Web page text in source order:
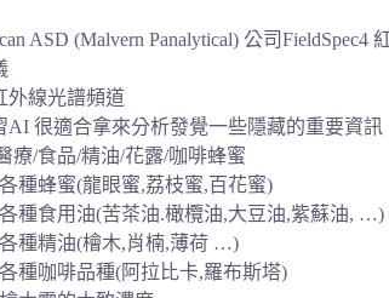
ASD (Malvern Panalytical) 公司FieldSpec4
外線光譜頻道
AI 很適合拿來分析發覺一些隱藏的重要資訊
療/食品/精油/花露/咖啡蜂蜜
種蜂蜜(龍眼蜜,荔枝蜜,百花蜜)
種食用油(苦茶油.橄欖油,大豆油,紫蘇油, …)
種精油(檜木,肖楠,薄荷 …)
種咖啡品種(阿拉比卡,羅布斯塔)